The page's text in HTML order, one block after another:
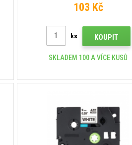
103 Kč
ks KOUPIT
SKLADEM 100 A VÍCE KUSŮ